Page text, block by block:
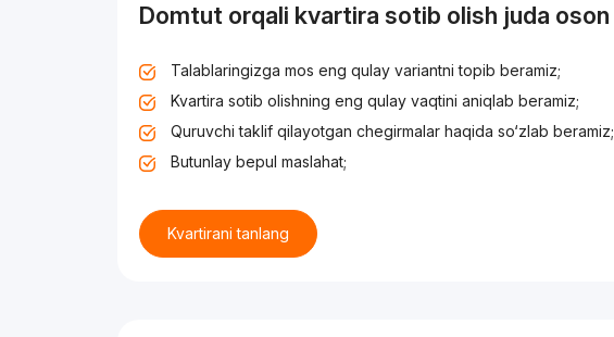
Domtut orqali kvartira sotib olish juda oson
Talablaringizga mos eng qulay variantni topib beramiz;
Kvartira sotib olishning eng qulay vaqtini aniqlab beramiz;
Quruvchi taklif qilayotgan chegirmalar haqida so‘zlab beramiz;
Butunlay bepul maslahat;
Kvartirani tanlang